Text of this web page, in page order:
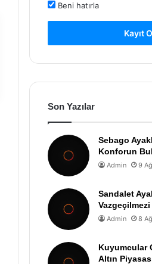
Beni hatırla
Kayıt
Son Yazılar
Sebago
Konforun
Admin 9
Sandalet
Vazgeçilmezi
Admin 8
Kuyumcular
Altın